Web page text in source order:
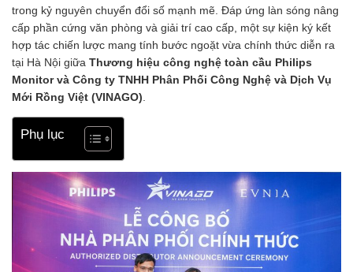
trong kỷ nguyên chuyển đổi số mạnh mẽ. Đáp ứng làn sóng nâng
cấp phần cứng văn phòng và giải trí cao cấp, một sự kiện ký kết
hợp tác chiến lược mang tính bước ngoặt vừa chính thức diễn ra
tại Hà Nội giữa Thương hiệu công nghệ toàn cầu Philips
Monitor và Công ty TNHH Phân Phối Công Nghệ và Dịch Vụ
Mới Rồng Việt (VINAGO)
Phụ lục